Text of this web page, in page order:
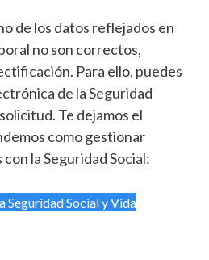
de los datos reflejados en
no son correctos,
Para ello, puedes
de la Seguridad
Te dejamos el
como gestionar
la Seguridad Social:
Seguridad Social y Vida